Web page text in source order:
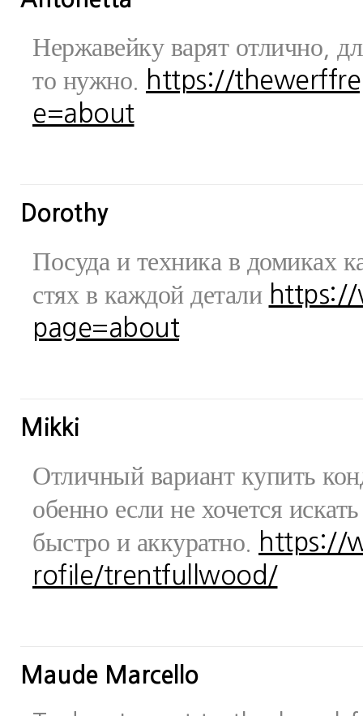
Нержавейку варят отлично,
то нужно.
https://
e=about
Dorothy
Посуда и техника в домиках
стях в каждой детали https://
page=about
Mikki
Отличный вариант купить
обенно если не хочется
быстро и аккуратно.
https://
rofile/trentfullwood/
Maude Marcello